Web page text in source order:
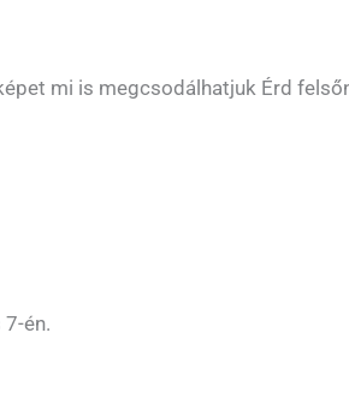
mi is megcsodálhatjuk Érd
én.